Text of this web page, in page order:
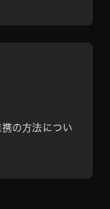
の方法につい